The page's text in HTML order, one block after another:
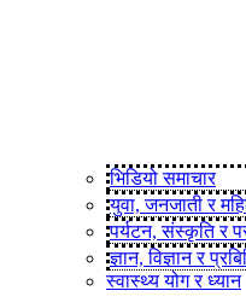
भिडियो समाचार
युवा, जनजाती र
पर्यटन, संस्कृति र
ज्ञान, विज्ञान र
स्वास्थ्य योग र ध्यान